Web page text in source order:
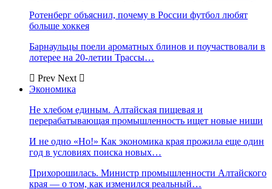
Ротенберг объяснил, почему в России футбол любят
больше хоккея
Барнаульцы поели ароматных блинов и поучаствовали в
лотерее на 20-летии Трассы…
Prev Next
Экономика
Не хлебом единым. Алтайская пищевая и
перерабатывающая промышленность ищет новые ниши
И не одно «Но!» Как экономика края прожила еще один
год в условиях поиска новых…
Прихорошилась. Министр промышленности Алтайского
края — о том, как изменился реальный…